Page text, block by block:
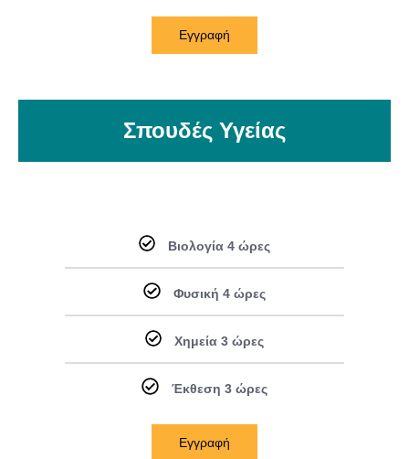
Εγγραφή
Σπουδές Υγείας
Βιολογία 4 ώρες
Φυσική 4 ώρες
Χημεία 3 ώρες
Έκθεση 3 ώρες
Εγγραφή